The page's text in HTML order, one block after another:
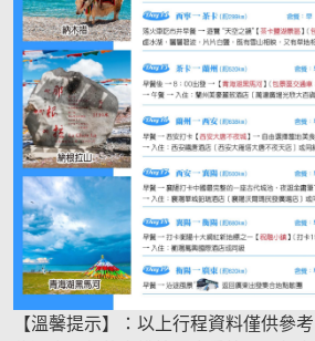
【溫馨提示】：以上行程資料僅供參